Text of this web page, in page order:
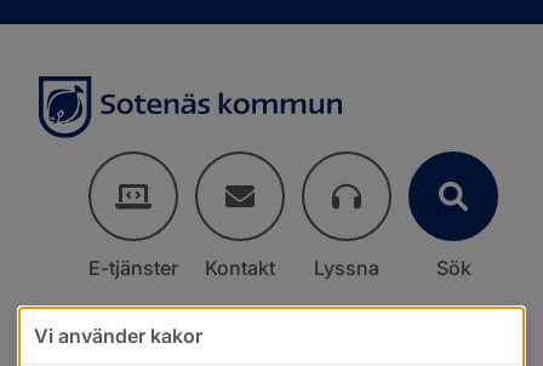
E-tjänster Kontakt Lyssna Sök
Vi använder kakor